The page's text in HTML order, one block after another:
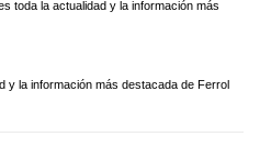
toda la actualidad y la información más
y la información más destacada de Ferrol